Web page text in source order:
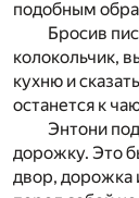
подобным
Бросив
колокольчик,
кухню и
останется к
Энтони
дорожку. Это
двор, дорожка